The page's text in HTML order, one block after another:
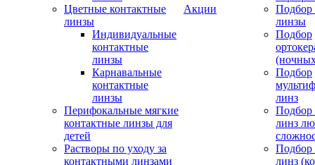
Цветные контактные
линзы
Индивидуальные
контактные
линзы
Карнавальные
контактные
линзы
Перифокальные мягкие
контактные линзы для
детей
Растворы по уходу за
контактными линзами
Акции
Подбор
линзы
Подбор
Подбор
линз
Подбор
линз
Подбор
линз